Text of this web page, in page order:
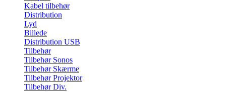
Kabel tilbehør
Distribution
Lyd
Billede
Distribution USB
Tilbehør
Tilbehør Sonos
Tilbehør Skærme
Tilbehør Projektor
Tilbehør Div.